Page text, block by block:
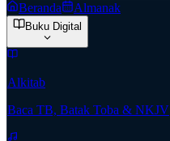
Beranda Almanak
Buku Digital
Alkitab
Baca TB, Batak Toba & NKJV